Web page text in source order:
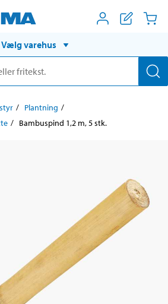
Vælg varehus
Plantning
Bambuspind 1,2 m, 5 stk.